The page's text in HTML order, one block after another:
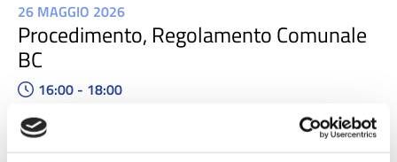
26 MAGGIO 2026
Procedimento, Regolamento Comunale
BC
16:00 - 18:00
Streaming OnLine
200 posti